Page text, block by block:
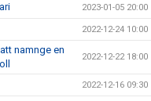
2023-01-05 20:00
2022-12-24 10:00
namnge en
2022-12-22 18:00
2022-12-16 09:30